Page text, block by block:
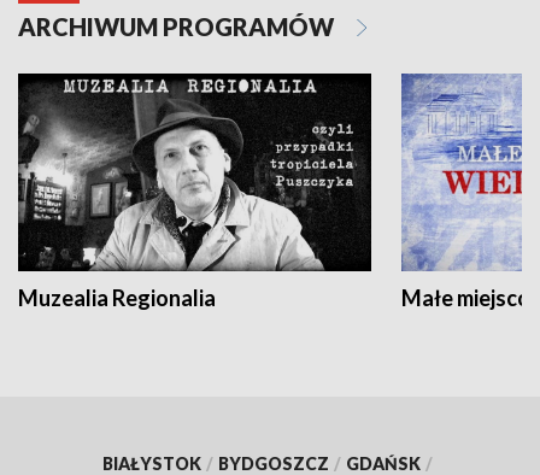
ARCHIWUM PROGRAMÓW
Muzealia Regionalia Małe
BIAŁYSTOK / BYDGOSZCZ / GDAŃSK /